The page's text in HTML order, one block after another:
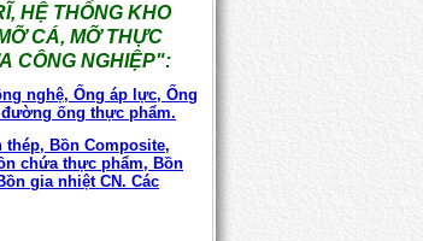
HỆ THỐNG KHO
CÁ, MỠ THỰC
CÔNG NGHIỆP":
nghệ, Ống áp lực, Ống
ống thực phẩm.
Bồn Composite,
chứa thực phẩm, Bồn
gia nhiệt CN. Các